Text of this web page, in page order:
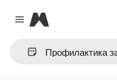
Close menu
Magnific